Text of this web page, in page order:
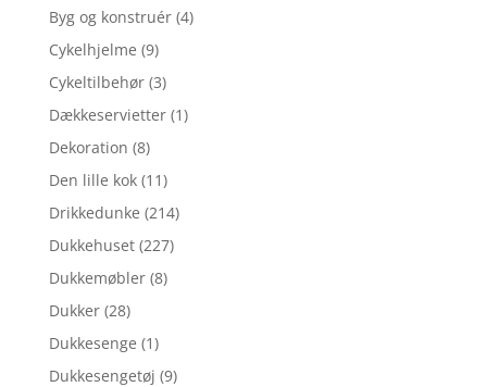
Byg og konstruér (4)
Cykelhjelme (9)
Cykeltilbehør (3)
Dækkeservietter (1)
Dekoration (8)
Den lille kok (11)
Drikkedunke (214)
Dukkehuset (227)
Dukkemøbler (8)
Dukker (28)
Dukkesenge (1)
Dukkesengetøj (9)